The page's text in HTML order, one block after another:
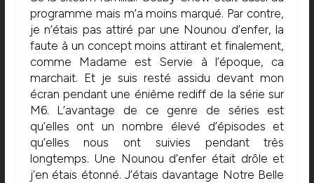
programme mais m’a moins marqué. Par contre,
je n’étais pas attiré par une Nounou d’enfer, la
faute à un concept moins attirant et finalement,
comme Madame est Servie à l’époque, ca
marchait. Et je suis resté assidu devant mon
écran pendant une énième rediff de la série sur
M6. L’avantage de ce genre de séries est
qu’elles ont un nombre élevé d’épisodes et
qu’elles nous ont suivies pendant très
longtemps. Une Nounou d’enfer était drôle et
j’en étais étonné. J’étais davantage Notre Belle